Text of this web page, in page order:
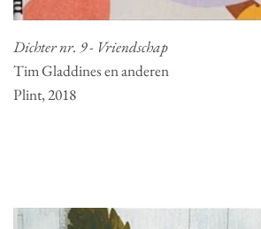
Dichter nr. 9 - Vriendschap
Tim Gladdines en anderen
Plint, 2018